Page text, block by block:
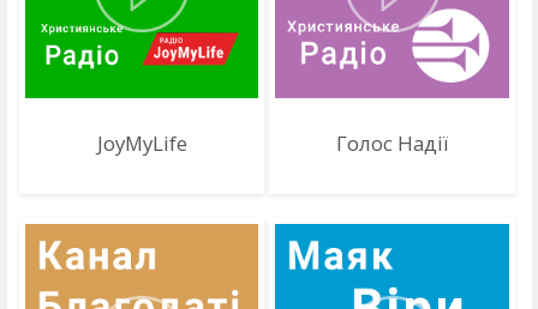
JoyMyLife Голос Надії